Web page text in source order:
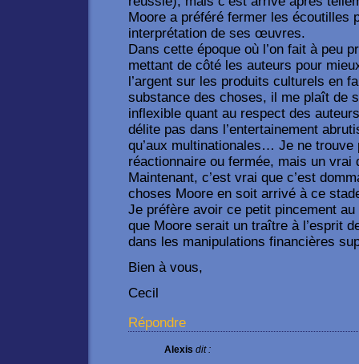
Moore a préféré fermer les écoutilles
interprétation de ses œuvres.
Dans cette époque où l’on fait à peu
mettant de côté les auteurs pour
l’argent sur les produits culturels en
substance des choses, il me plaît de
inflexible quant au respect des
délite pas dans l’entertainement
qu’aux multinationales… Je ne
réactionnaire ou fermée, mais un
Maintenant, c’est vrai que c’est
choses Moore en soit arrivé à ce
Je préfère avoir ce petit pincement
que Moore serait un traître à l’esprit
dans les manipulations financières
Bien à vous,
Cecil
Répondre
Alexis dit :